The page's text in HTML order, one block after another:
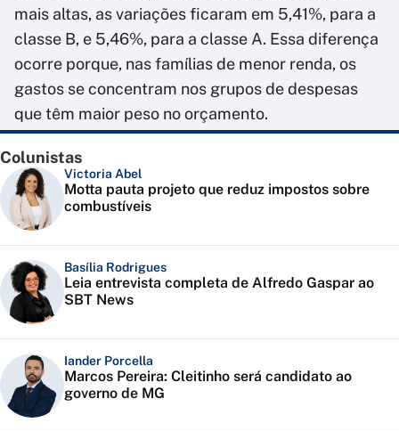
mais altas, as variações ficaram em 5,41%, para a
classe B, e 5,46%, para a classe A. Essa diferença
ocorre porque, nas famílias de menor renda, os
gastos se concentram nos grupos de despesas
que têm maior peso no orçamento.
Colunistas
Victoria Abel
Motta pauta projeto que reduz impostos sobre
combustíveis
Basília Rodrigues
Leia entrevista completa de Alfredo Gaspar ao
SBT News
Iander Porcella
Marcos Pereira: Cleitinho será candidato ao
governo de MG